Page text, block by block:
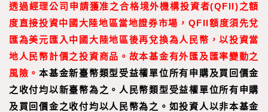
透過經理公司申請獲准之合格境外機構投資者(QFII)之額
度直接投資中國大陸地區當地證券市場，QFII額度須先兌
匯為美元匯入中國大陸地區後再兌換為人民幣，以投資當
地人民幣計價之投資商品。故本基金有外匯及匯率變動之
風險。本基金新臺幣類型受益權單位所有申購及買回價金
之收付均以新臺幣為之。人民幣類型受益權單位所有申購
及買回價金之收付均以人民幣為之。如投資人以非本基金